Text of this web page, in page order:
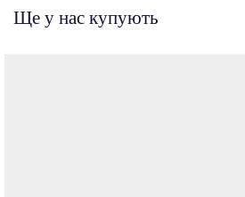
Ще у нас купують